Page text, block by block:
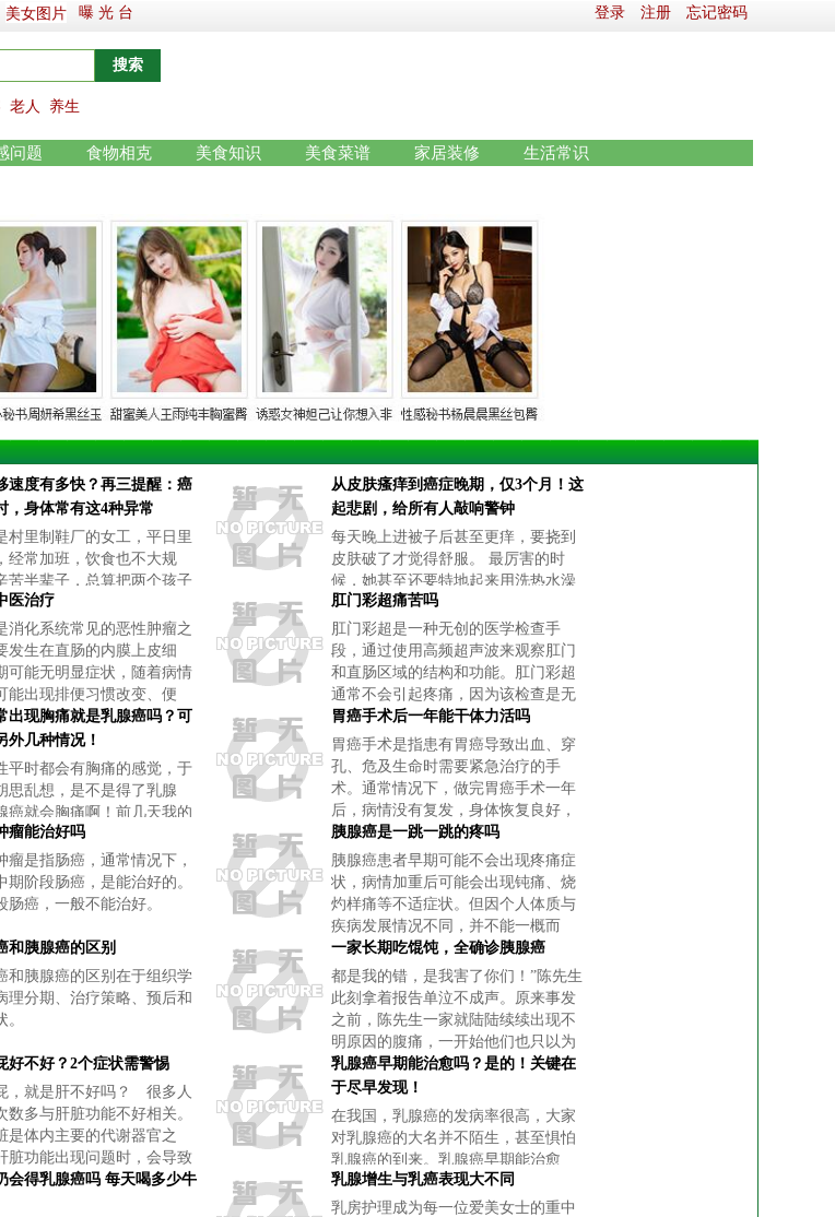
问题 食物相克 美食知识 美食菜谱 家居装修 生活常识
登录 注册 忘记密码
美女图片 曝 光 台
老人 养生
速度有多快？再三提醒：癌
，身体常有这4种异常
村里制鞋厂的女工，平日里
经常加班，饮食也不大规
苦半辈子，总算把两个孩子
，孙子孙女们也有了，算是
。但刚入秋，刘阿姨就发现
盖时不时疼痛，刚开始还以
就
从皮肤瘙痒到癌症晚期，仅3个月！这
起悲剧，给所有人敲响警钟
每天晚上进被子后甚至更痒，要挠到
皮肤破了才觉得舒服。 最厉害的时
候，她甚至还要特地起来用洗热水澡
的方式来“烫”自己，才能去睡个好觉。
医治疗
消化系统常见的恶性肿瘤之
发生在直肠的内膜上皮细
可能无明显症状，随着病情
能出现排便习惯改变、便
疼痛等症状。早期发现和治
善预后至关重要。
肛门彩超痛苦吗
肛门彩超是一种无创的医学检查手
段，通过使用高频超声波来观察肛门
和直肠区域的结构和功能。肛门彩超
通常不会引起疼痛，因为该检查是无
创的，不会对组织造成损伤。然而，
由于个体差异，部分患者可能会感到
轻微的不适
出现胸痛就是乳腺癌吗？可
外几种情况！
平时都会有胸痛的感觉，于
思乱想，是不是得了乳腺
癌就会胸痛啊！前几天我的
的朋友网上咨询我说：“薛
几天有点胸痛，我是不是得
者乳腺癌了啊！
胃癌手术后一年能干体力活吗
胃癌手术是指患有胃癌导致出血、穿
孔、危及生命时需要紧急治疗的手
术。通常情况下，做完胃癌手术一年
后，病情没有复发，身体恢复良好，
瘤能治好吗
瘤是指肠癌，通常情况下，
期阶段肠癌，是能治好的。
肠癌，一般不能治好。
胰腺癌是一跳一跳的疼吗
胰腺癌患者早期可能不会出现疼痛症
状，病情加重后可能会出现钝痛、烧
灼样痛等不适症状。但因个人体质与
疾病发展情况不同，并不能一概而
论。
和胰腺癌的区别
和胰腺癌的区别在于组织学
理分期、治疗策略、预后和
一家长期吃馄饨，全确诊胰腺癌
都是我的错，是我害了你们！”陈先生
此刻拿着报告单泣不成声。原来事发
之前，陈先生一家就陆陆续续出现不
明原因的腹痛，一开始他们也只以为
是吃坏了东西，直到小儿子有次吃完
饭后痛的受不了，他才急忙带儿子去
医院
好不好？2个症状需警惕
，就是肝不好吗？ 很多人
数多与肝脏功能不好相关。
是体内主要的代谢器官之
脏功能出现问题时，会导致
无法及时代谢，大量的毒素
内，最终会让体内堆积大量
乳腺癌早期能治愈吗？是的！关键在
于尽早发现！
在我国，乳腺癌的发病率很高，大家
对乳腺癌的大名并不陌生，甚至惧怕
乳腺癌的到来。乳腺癌早期能治愈
吗？关键在于尽早发现！
会得乳腺癌吗 每天喝多少牛
乳腺增生与乳癌表现大不同
乳房护理成为每一位爱美女士的重中